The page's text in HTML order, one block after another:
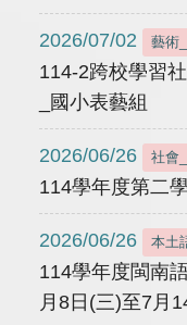
2026/07/02 藝術
114-2跨校學習
_國小表藝組
2026/06/26 社會
114學年度第二
2026/06/26 本土
114學年度閩南
月8日(三)至7月